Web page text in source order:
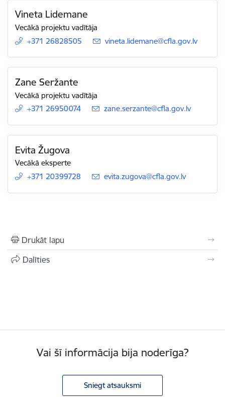
Vineta Lidemane
Vecākā projektu vadītāja
+371 26828505
E-pasts:
vineta.lidemane@cfla.gov.lv
Zane Seržante
Vecākā projektu vadītāja
+371 26950074
E-pasts:
zane.serzante@cfla.gov.lv
Evita Žugova
Vecākā eksperte
+371 20399728
E-pasts:
evita.zugova@cfla.gov.lv
Drukāt lapu
Dalīties
Vai šī informācija bija noderīga?
Sniegt atsauksmi